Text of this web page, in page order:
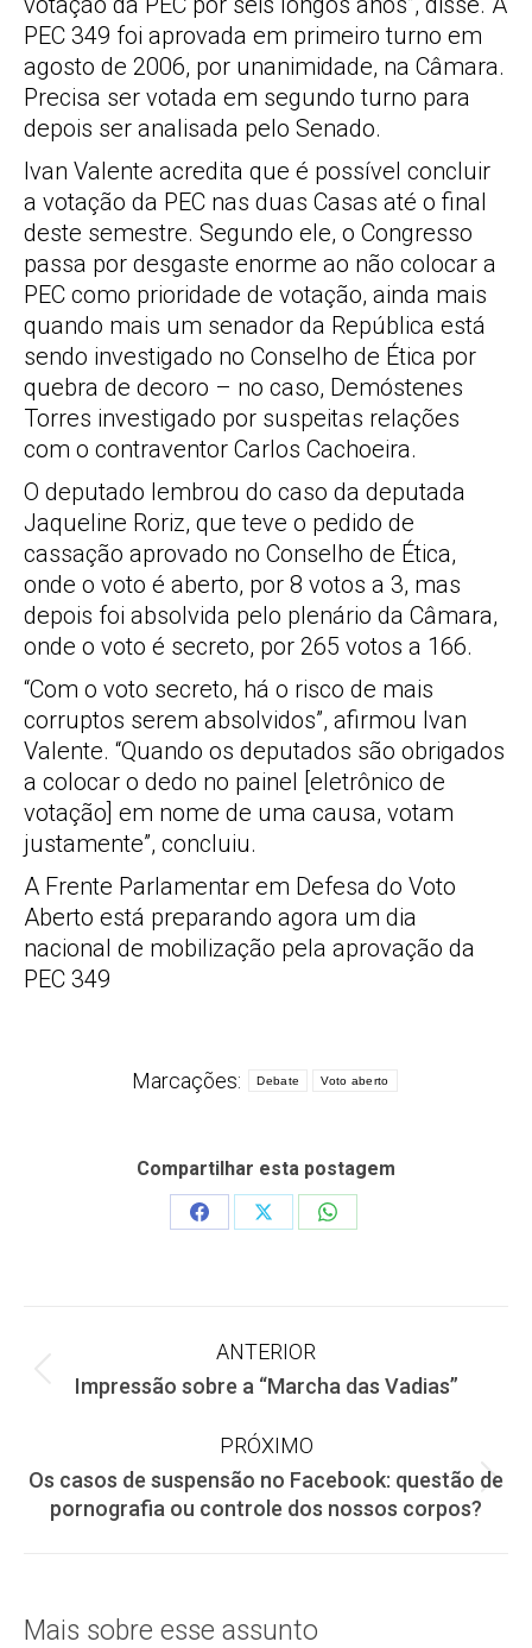
PEC 349 foi aprovada em primeiro turno em
agosto de 2006, por unanimidade, na Câmara.
Precisa ser votada em segundo turno para
depois ser analisada pelo Senado.
Ivan Valente acredita que é possível concluir
a votação da PEC nas duas Casas até o final
deste semestre. Segundo ele, o Congresso
passa por desgaste enorme ao não colocar a
PEC como prioridade de votação, ainda mais
quando mais um senador da República está
sendo investigado no Conselho de Ética por
quebra de decoro – no caso, Demóstenes
Torres investigado por suspeitas relações
com o contraventor Carlos Cachoeira.
O deputado lembrou do caso da deputada
Jaqueline Roriz, que teve o pedido de
cassação aprovado no Conselho de Ética,
onde o voto é aberto, por 8 votos a 3, mas
depois foi absolvida pelo plenário da Câmara,
onde o voto é secreto, por 265 votos a 166.
“Com o voto secreto, há o risco de mais
corruptos serem absolvidos”, afirmou Ivan
Valente. “Quando os deputados são obrigados
a colocar o dedo no painel [eletrônico de
votação] em nome de uma causa, votam
justamente”, concluiu.
A Frente Parlamentar em Defesa do Voto
Aberto está preparando agora um dia
nacional de mobilização pela aprovação da
PEC 349
Marcações: Debate Voto aberto
Compartilhar esta postagem
Share
Share
Share
Navegação
de
post:
ANTERIOR
Post
Impressão sobre a “Marcha das Vadias”
PRÓXIMO
Próximo
post:
Os casos de suspensão no Facebook: questão de
pornografia ou controle dos nossos corpos?
Mais sobre esse assunto